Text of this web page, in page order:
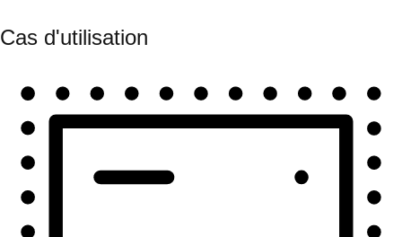
Cas d'utilisation